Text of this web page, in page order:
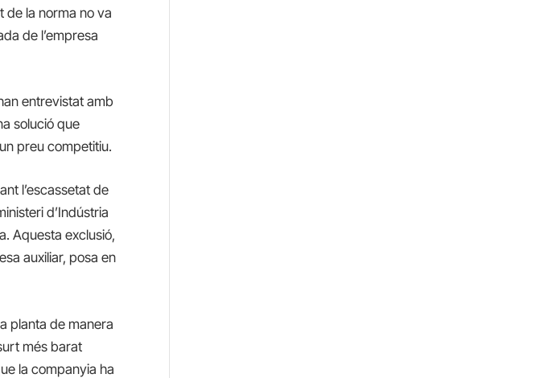
de la norma no va
de l’empresa
entrevistat amb
solució que
preu competitiu.
l’escassetat de
d’Indústria
Aquesta exclusió,
auxiliar, posa en
planta de manera
més barat
la companyia ha